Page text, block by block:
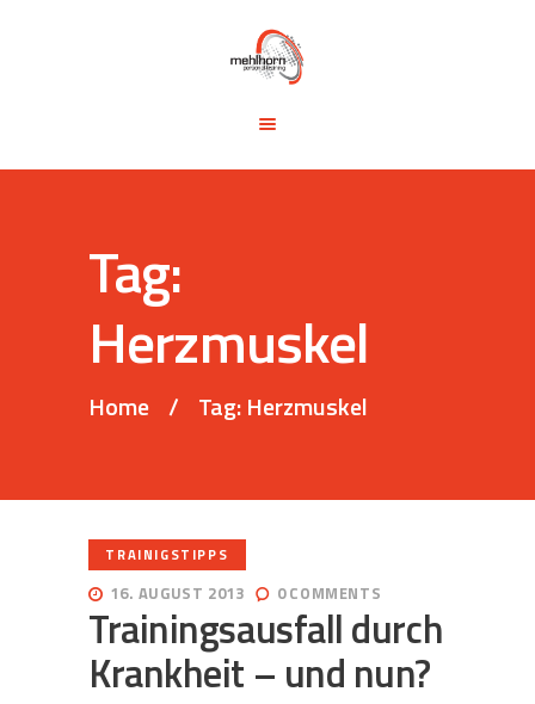
Tag:
Herzmuskel
Home Tag: Herzmuskel
KONTAKT
TRAINIGSTIPPS
16. AUGUST 2013 0COMMENTS
Trainingsausfall durch
Krankheit – und nun?